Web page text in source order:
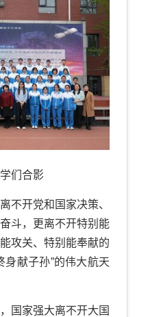
们合影
不开党和国家决策、
斗，更离不开特别能
攻关、特别能奉献的
身献子孙”的伟大航天
国家强大离不开大国